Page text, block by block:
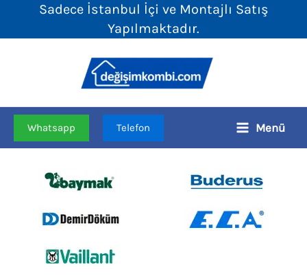
Sadece İstanbul İçi ve Montajlı Satış
Yapılmaktadır.
Whatsapp Telefon Menü